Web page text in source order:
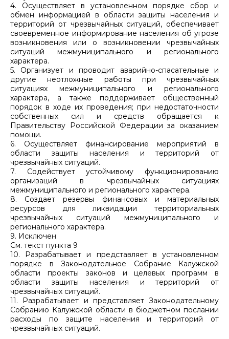
4. Осуществляет в установленном порядке сбор и
обмен информацией в области защиты населения и
территорий от чрезвычайных ситуаций, обеспечивает
своевременное информирование населения об угрозе
возникновения или о возникновении чрезвычайных
ситуаций межмуниципального и регионального
характера.
5. Организует и проводит аварийно-спасательные и
другие неотложные работы при чрезвычайных
ситуациях межмуниципального и регионального
характера, а также поддерживает общественный
порядок в ходе их проведения; при недостаточности
собственных сил и средств обращается к
Правительству Российской Федерации за оказанием
помощи.
6. Осуществляет финансирование мероприятий в
области защиты населения и территорий от
чрезвычайных ситуаций.
7. Содействует устойчивому функционированию
организаций в чрезвычайных ситуациях
межмуниципального и регионального характера.
8. Создает резервы финансовых и материальных
ресурсов для ликвидации территориальных
чрезвычайных ситуаций межмуниципального и
регионального характера.
9. Исключен
См. текст пункта 9
10. Разрабатывает и представляет в установленном
порядке в Законодательное Собрание Калужской
области проекты законов и целевых программ в
области защиты населения и территорий от
чрезвычайных ситуаций.
11. Разрабатывает и представляет Законодательному
Собранию Калужской области в бюджетном послании
расходы по защите населения и территорий от
чрезвычайных ситуаций.